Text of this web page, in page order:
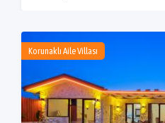
Korunaklı Aile Villası